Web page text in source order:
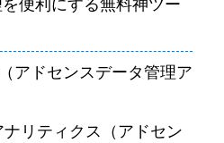
便利にする無料神ツー
アドセンスデータ管理ア
リティクス（アドセン